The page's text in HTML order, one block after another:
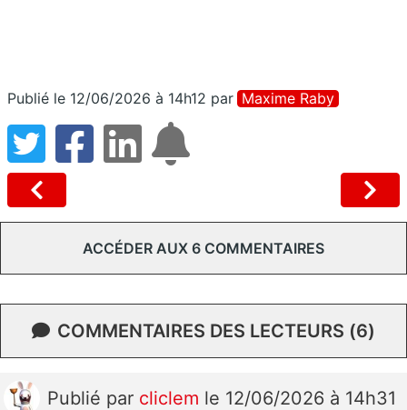
Publié le 12/06/2026 à 14h12 par Maxime Raby
ACCÉDER AUX 6 COMMENTAIRES
COMMENTAIRES DES LECTEURS (6)
Publié par cliclem le 12/06/2026 à 14h31